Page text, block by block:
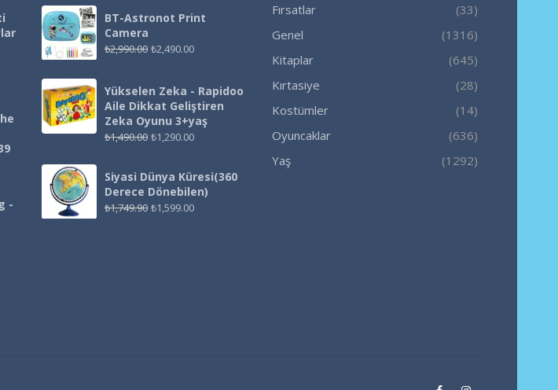
-
BT-Astronot Print
Camera
₺2,990.00 ₺2,490.00
Yükselen Zeka - Rapidoo
Aile Dikkat Geliştiren
Zeka Oyunu 3+yaş
₺1,490.00 ₺1,290.00
Siyasi Dünya Küresi(360
Derece Dönebilen)
₺1,749.90 ₺1,599.00
Fırsatlar
(33)
Genel
(1316)
Kitaplar
(645)
Kırtasiye
(28)
Kostümler
(14)
Oyuncaklar
(636)
Yaş
(1292)